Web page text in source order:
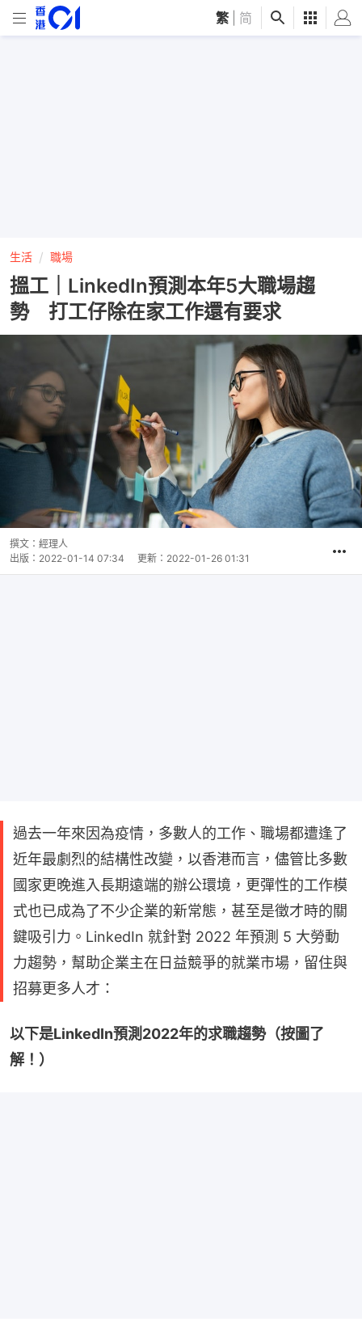
繁 简
生活 職場
搵工｜LinkedIn預測本年5大職場趨
勢 打工仔除在家工作還有要求
撰文： 經理人
出版： 2022-01-14 07:34 更新： 2022-01-26 01:31
過去一年來因為疫情，多數人的工作、職場都遭逢了
近年最劇烈的結構性改變，以香港而言，儘管比多數
國家更晚進入長期遠端的辦公環境，更彈性的工作模
式也已成為了不少企業的新常態，甚至是徵才時的關
鍵吸引力。LinkedIn 就針對 2022 年預測 5 大勞動
力趨勢，幫助企業主在日益競爭的就業市場，留住與
招募更多人才：
以下是LinkedIn預測2022年的求職趨勢（按圖了
解！）